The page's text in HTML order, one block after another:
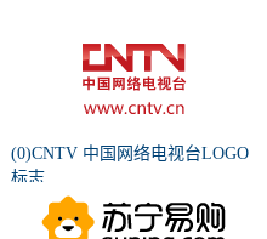
(0)CNTV 中国网络电视台LOGO
标志